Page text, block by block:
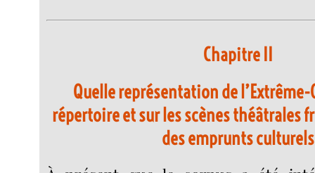
Chapitre II
Quelle représentation de
répertoire et sur les scènes théâtrales
des emprunts culturels